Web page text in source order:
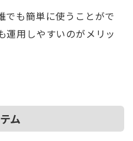
でも簡単に使うことがで
運用しやすいのがメリッ
ム